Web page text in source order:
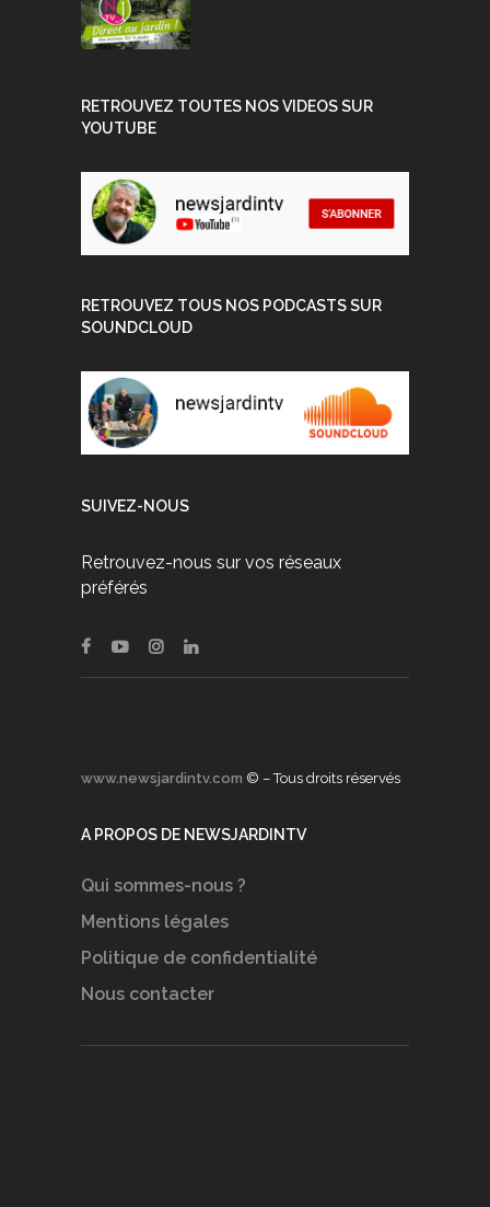
RETROUVEZ TOUTES NOS VIDEOS SUR
YOUTUBE
RETROUVEZ TOUS NOS PODCASTS SUR
SOUNDCLOUD
SUIVEZ-NOUS
Retrouvez-nous sur vos réseaux
préférés
www.newsjardintv.com © – Tous droits réservés
A PROPOS DE NEWSJARDINTV
Qui sommes-nous ?
Mentions légales
Politique de confidentialité
Nous contacter